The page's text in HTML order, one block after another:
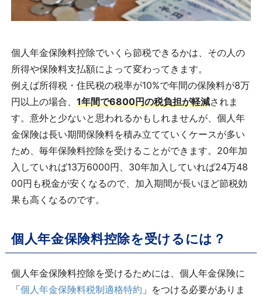
個人年金保険料控除でいくら節税できるかは、その人の
所得や保険料支払額によって変わってきます。
例えば所得税・住民税の税率が10%で年間の保険料が8万
円以上の場合、 1年間で6800円の税負担が軽減されま
す。意外と少ないと思われるかもしれませんが、個人年
金保険は長い期間保険料を積み立てていくケースが多い
ため、毎年保険料控除を受けることができます。20年加
入していれば13万6000円、30年加入していれば24万48
00円も税金が安くなるので、加入期間が長いほど節税効
果も高くなるのです。
個人年金保険料控除を受けるには？
個人年金保険料控除を受けるためには、個人年金保険に
「個人年金保険料税制適格特約 」をつける必要がありま